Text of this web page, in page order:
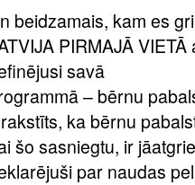
beidzamais, kam es
PIRMAJĀ
savā
– bērnu
ka bērnu
šo sasniegtu, ir
par naudas